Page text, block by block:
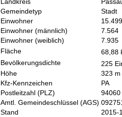
Landkreis
Gemeindetyp
Stadt
Einwohner
15.499
Einwohner (männlich)
7.564
Einwohner (weiblich)
7.935
Fläche
68,88
Bevölkerungsdichte
225
Höhe
323 m
Kfz-Kennzeichen
PA
Postleitzahl (PLZ)
94060
Amtl. Gemeindeschlüssel (AGS)
Stand
2015-